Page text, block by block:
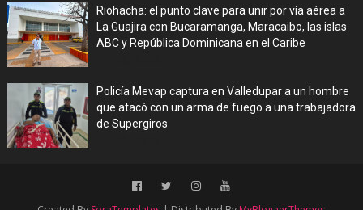
Riohacha: el punto clave para unir por vía aérea a
La Guajira con Bucaramanga, Maracaibo, las islas
ABC y República Dominicana en el Caribe
Policía Mevap captura en Valledupar a un hombre
que atacó con un arma de fuego a una trabajadora
de Supergiros